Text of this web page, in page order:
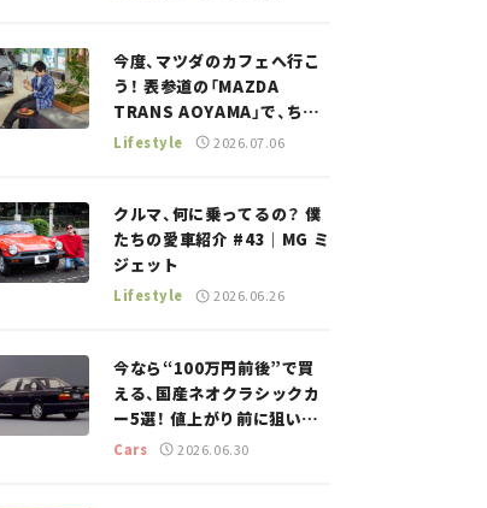
今度、マツダのカフェへ行こ
う！ 表参道の「MAZDA
TRANS AOYAMA」で、ちょ
っとひと息。——連載｜CCG
Lifestyle 2026.07.06
クルマ、何に乗ってるの？ 僕
たちの愛車紹介 #43｜MG ミ
ジェット
Lifestyle 2026.06.26
今なら“100万円前後”で買
える、国産ネオクラシックカ
ー5選！ 値上がり前に狙いた
い、中古車探しをお手伝い――ち
Cars 2026.06.30